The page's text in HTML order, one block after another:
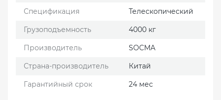
Спецификация Телескопический
Грузоподъемность 4000 кг
Производитель SOCMA
Страна-производитель Китай
Гарантийный срок 24 мес